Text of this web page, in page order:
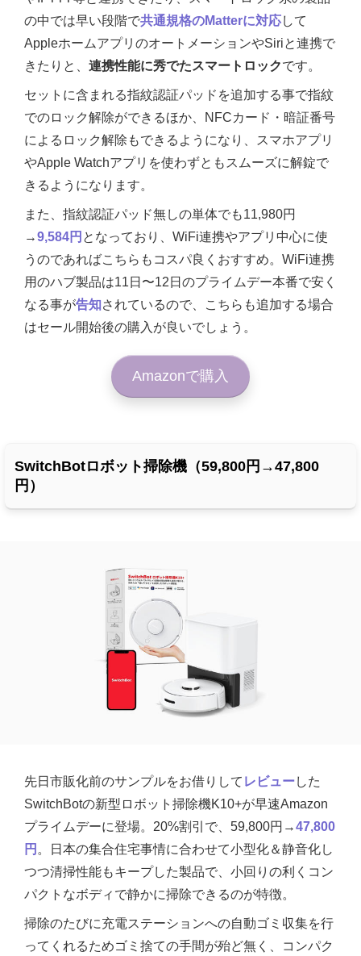
の中では早い段階で共通規格のMatterに対応して
AppleホームアプリのオートメーションやSiriと連携で
きたりと、 連携性能に秀でたスマートロックです。
セットに含まれる指紋認証パッドを追加する事で指紋
でのロック解除ができるほか、NFCカード・暗証番号
によるロック解除もできるようになり、スマホアプリ
やApple Watchアプリを使わずともスムーズに解錠で
きるようになります。
また、指紋認証パッド無しの単体でも11,980円
→9,584円 となっており、WiFi連携やアプリ中心に使
うのであればこちらもコスパ良くおすすめ。WiFi連携
用のハブ製品は11日〜12日のプライムデー本番で安く
なる事が告知されているので、こちらも追加する場合
はセール開始後の購入が良いでしょう。
Amazonで購入
SwitchBotロボット掃除機（59,800円→47,800
円）
先日市販化前のサンプルをお借りして レビューした
SwitchBotの新型ロボット掃除機K10+が早速Amazon
プライムデーに登場。20%割引で、59,800円→47,800
円 。日本の集合住宅事情に合わせて小型化＆静音化し
つつ清掃性能もキープした製品で、小回りの利くコン
パクトなボディで静かに掃除できるのが特徴。
掃除のたびに充電ステーションへの自動ゴミ収集を行
ってくれるためゴミ捨ての手間が殆ど無く、コンパク